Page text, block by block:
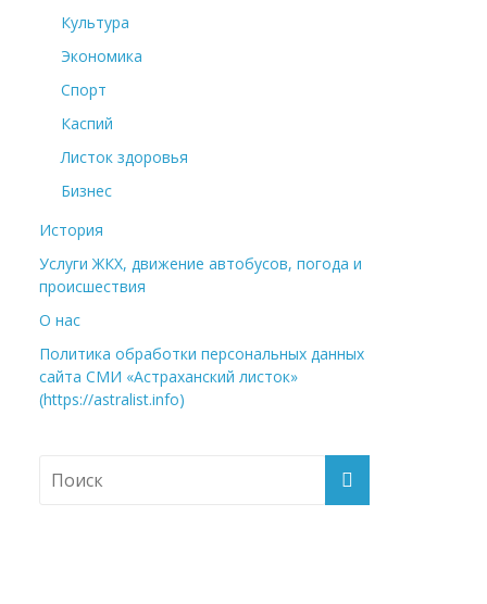
Культура
Экономика
Спорт
Каспий
Листок здоровья
Бизнес
История
Услуги ЖКХ, движение автобусов, погода и
происшествия
О нас
Политика обработки персональных данных
сайта СМИ «Астраханский листок»
(https://astralist.info)